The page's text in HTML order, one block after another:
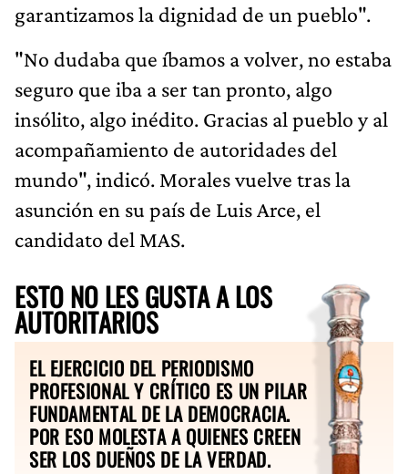
garantizamos la dignidad de un pueblo".
"No dudaba que íbamos a volver, no estaba
seguro que iba a ser tan pronto, algo
insólito, algo inédito. Gracias al pueblo y al
acompañamiento de autoridades del
mundo", indicó. Morales vuelve tras la
asunción en su país de Luis Arce, el
candidato del MAS.
ESTO NO LES GUSTA A LOS
AUTORITARIOS
EL EJERCICIO DEL PERIODISMO
PROFESIONAL Y CRÍTICO ES UN PILAR
FUNDAMENTAL DE LA DEMOCRACIA.
POR ESO MOLESTA A QUIENES CREEN
SER LOS DUEÑOS DE LA VERDAD.